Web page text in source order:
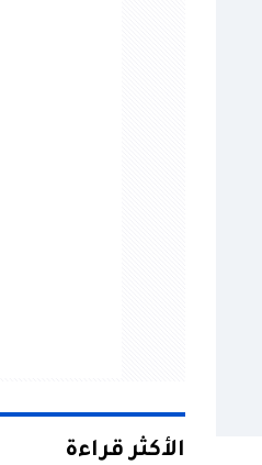
الأكثر قراءة